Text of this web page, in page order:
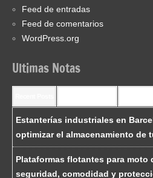
Feed de entradas
Feed de comentarios
WordPress.org
Ultimas Notas
Estanterías industriales en
optimizar el almacenamiento de
Plataformas flotantes para moto
seguridad, comodidad y